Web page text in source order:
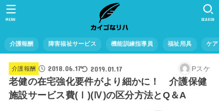
介護報酬 障害福祉サービス 機能訓練指導員 福祉用具 ケア
SEARCH
MENU
介護報酬 2018.06.17 2019.01.17 Pスケ
老健の在宅強化要件がより細かに！ 介護保健
施設サービス費(Ⅰ)(Ⅳ)の区分方法とQ＆A